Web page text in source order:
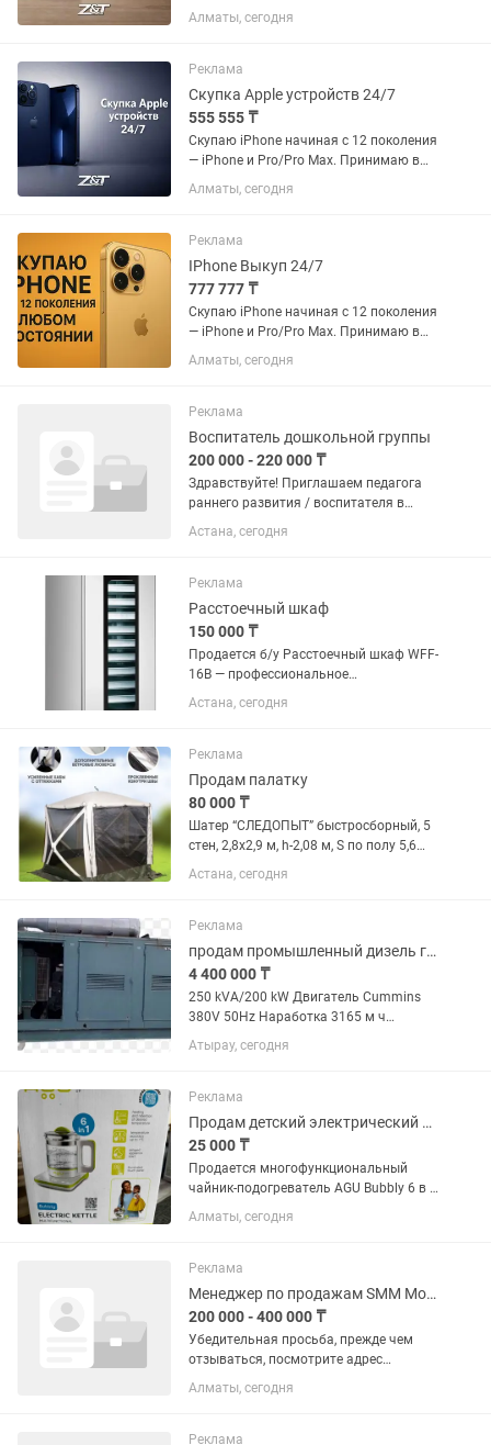
любом состоянии: •Рабочие и
полностью исправные •С разбитым
Алматы, сегодня
Реклама
Скупка Apple устройств 24/7
555 555 ₸
Скупаю iPhone начиная с 12 поколения
— iPhone и Pro/Pro Max. Принимаю в
любом состоянии: •Рабочие и
полностью исправные •С разбитым
Алматы, сегодня
Реклама
IPhone Выкуп 24/7
777 777 ₸
Скупаю iPhone начиная с 12 поколения
— iPhone и Pro/Pro Max. Принимаю в
любом состоянии: •Рабочие и
полностью исправные •С разбитым
Алматы, сегодня
Реклама
Воспитатель дошкольной группы
200 000 - 220 000 ₸
Здравствуйте! Приглашаем педагога
раннего развития / воспитателя в
детский центр «Оранжевый мир».
РАБОТА НА ПОЛДНЯ. Группа детей 2,5-
17 лет. Мы помогаем детям...
Астана, сегодня
Реклама
Расстоечный шкаф
150 000 ₸
Продается б/у Расстоечный шкаф WFF-
16B — профессиональное
оборудование для расстойки тестовых
заготовок перед выпечкой хлеба,
хлебобулочной продукции. Краткая...
Астана, сегодня
Реклама
Продам палатку
80 000 ₸
Шатер “СЛЕДОПЫТ” быстросборный, 5
стен, 2,8х2,9 м, h-2,08 м, S по полу 5,6
кв.м PF-TOR-K05 Шатер «Следопыт» с
автоматическим механизмом очень
транспортировочного состояния в...
Астана, сегодня
Реклама
продам промышленный дизель генератор 200 кВт
4 400 000 ₸
250 kVA/200 kW Двигатель Cummins
380V 50Hz Наработка 3165 м ч
Шумозащитный кожух Предпусковой
подогрев Топливный бак 220 л Англия
рабочий. Запускается с пол...
Атырау, сегодня
Реклама
Продам детский электрический чайник 6в1AGU BABY
25 000 ₸
Продается многофункциональный
чайник-подогреватель AGU Bubbly 6 в 1
Идеальный помощник для семьи с
маленькими детьми. В отличном
Алматы, сегодня
Реклама
Менеджер по продажам SMM Мобилограф
200 000 - 400 000 ₸
Убедительная просьба, прежде чем
отзываться, посмотрите адрес
рабочего места! Не занимайте время,
если вам далеко‼️‼️ Ежедневная фото- и
десерты, процесс...
Алматы, сегодня
Реклама